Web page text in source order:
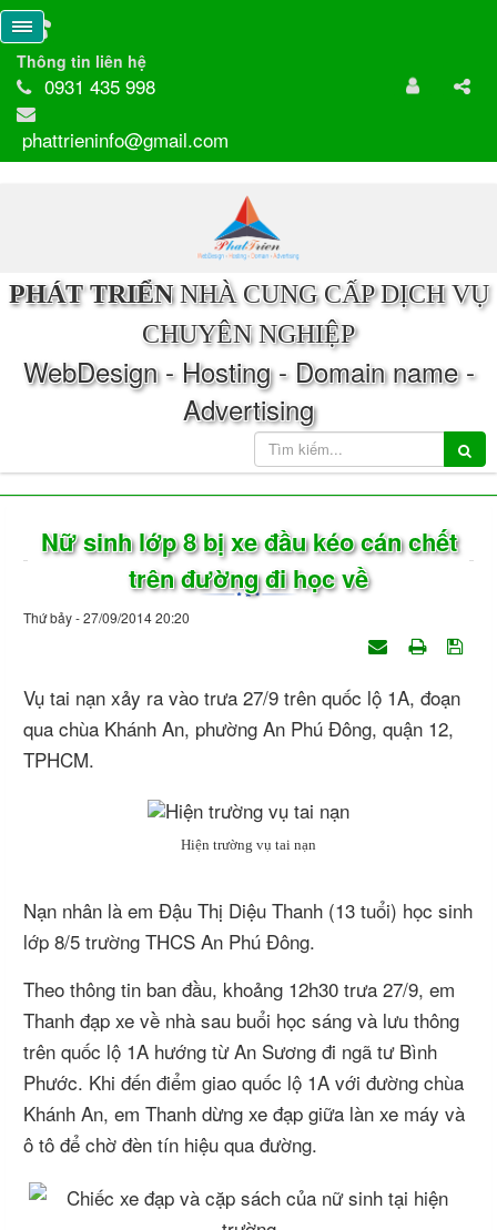
Thông tin liên hệ
0931 435 998
phattrieninfo@gmail.com
PHÁT TRIỂNNHÀ CUNG CẤP DỊCH VỤ
CHUYÊN NGHIỆP
WebDesign - Hosting - Domain name -
Advertising
Nữ sinh lớp 8 bị xe đầu kéo cán chết
trên đường đi học về
Thứ bảy - 27/09/2014 20:20
Vụ tai nạn xảy ra vào trưa 27/9 trên quốc lộ 1A, đoạn
qua chùa Khánh An, phường An Phú Đông, quận 12,
TPHCM.
Hiện trường vụ tai nạn
Nạn nhân là em Đậu Thị Diệu Thanh (13 tuổi) học sinh
lớp 8/5 trường THCS An Phú Đông.
Theo thông tin ban đầu, khoảng 12h30 trưa 27/9, em
Thanh đạp xe về nhà sau buổi học sáng và lưu thông
trên quốc lộ 1A hướng từ An Sương đi ngã tư Bình
Phước. Khi đến điểm giao quốc lộ 1A với đường chùa
Khánh An, em Thanh dừng xe đạp giữa làn xe máy và
ô tô để chờ đèn tín hiệu qua đường.